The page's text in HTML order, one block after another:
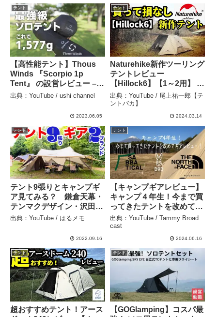
テント
【高性能テント】Thous
Winds 『Scorpio 1p
Tent』 の設営レビュー –
ushi channel
出典：YouTube / ushi channel
2023.06.05
テント
Naturehike新作ツーリング
テントレビュー
【Hillock6】【1～2用】 –
尾上祐一郎【テントバカ】
出典：YouTube / 尾上祐一郎【テ
ントバカ】
2024.03.14
テント
テント9張りとキャンプギ
ア見てみる？ 鎌倉天幕・
テンマクデザイン・沢田・
ZULUGEAR・[flames] –
出典：YouTube / はるメモ
2022.09.16
テント
【キャンプギアレビュー】
キャンプ４年生！今まで買
ってきたテントを改めてギ
アレビュー！ – Tammy
Broad cast
出典：YouTube / Tammy Broad
cast
2024.06.16
テント
超おすすめテント！アース
テント
【GOGlamping】コスパ最